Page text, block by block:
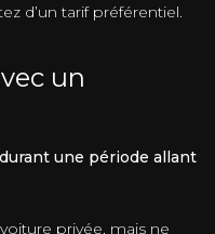
d’un tarif préférentiel.
un
une période allant
privée, mais ne